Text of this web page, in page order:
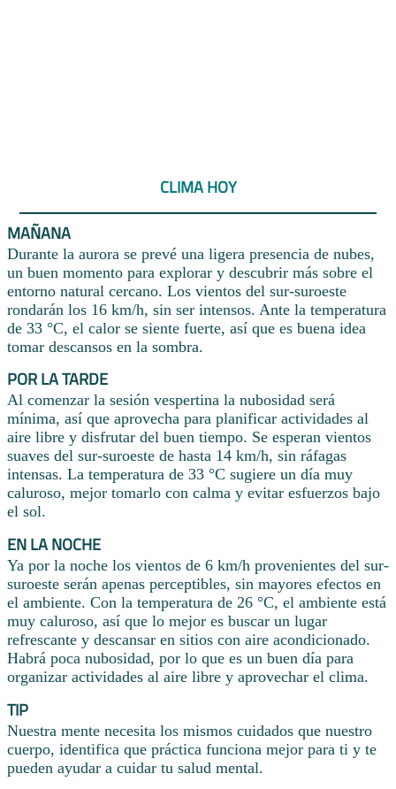
CLIMA HOY
MAÑANA
Durante la aurora se prevé una ligera presencia de nubes,
un buen momento para explorar y descubrir más sobre el
entorno natural cercano. Los vientos del sur-suroeste
rondarán los 16 km/h, sin ser intensos. Ante la temperatura
de 33 °C, el calor se siente fuerte, así que es buena idea
tomar descansos en la sombra.
POR LA TARDE
Al comenzar la sesión vespertina la nubosidad será
mínima, así que aprovecha para planificar actividades al
aire libre y disfrutar del buen tiempo. Se esperan vientos
suaves del sur-suroeste de hasta 14 km/h, sin ráfagas
intensas. La temperatura de 33 °C sugiere un día muy
caluroso, mejor tomarlo con calma y evitar esfuerzos bajo
el sol.
EN LA NOCHE
Ya por la noche los vientos de 6 km/h provenientes del sur-
suroeste serán apenas perceptibles, sin mayores efectos en
el ambiente. Con la temperatura de 26 °C, el ambiente está
muy caluroso, así que lo mejor es buscar un lugar
refrescante y descansar en sitios con aire acondicionado.
Habrá poca nubosidad, por lo que es un buen día para
organizar actividades al aire libre y aprovechar el clima.
TIP
Nuestra mente necesita los mismos cuidados que nuestro
cuerpo, identifica que práctica funciona mejor para ti y te
pueden ayudar a cuidar tu salud mental.